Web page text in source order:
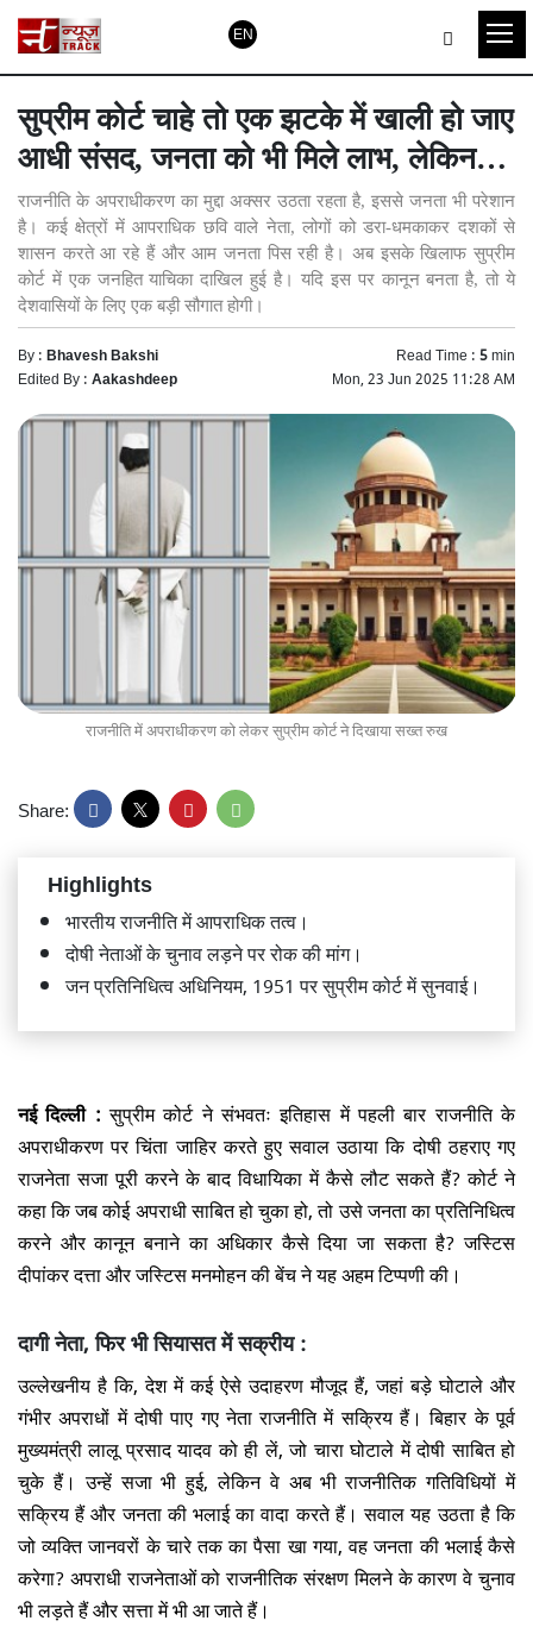
EN
सुप्रीम कोर्ट चाहे तो एक झटके में खाली हो जाए
आधी संसद, जनता को भी मिले लाभ, लेकिन…
राजनीति के अपराधीकरण का मुद्दा अक्सर उठता रहता है, इससे जनता भी परेशान
है। कई क्षेत्रों में आपराधिक छवि वाले नेता, लोगों को डरा-धमकाकर दशकों से
शासन करते आ रहे हैं और आम जनता पिस रही है। अब इसके खिलाफ सुप्रीम
कोर्ट में एक जनहित याचिका दाखिल हुई है। यदि इस पर कानून बनता है, तो ये
देशवासियों के लिए एक बड़ी सौगात होगी।
By :Bhavesh Bakshi Read Time :5min
Edited By :Aakashdeep Mon, 23 Jun 2025 11:28 AM
राजनीति में अपराधीकरण को लेकर सुप्रीम कोर्ट ने दिखाया सख्त रुख
Share:
Highlights
भारतीय राजनीति में आपराधिक तत्व।
दोषी नेताओं के चुनाव लड़ने पर रोक की मांग।
जन प्रतिनिधित्व अधिनियम, 1951 पर सुप्रीम कोर्ट में सुनवाई।
नई दिल्ली :सुप्रीम कोर्ट ने संभवतः इतिहास में पहली बार राजनीति के
अपराधीकरण पर चिंता जाहिर करते हुए सवाल उठाया कि दोषी ठहराए गए
राजनेता सजा पूरी करने के बाद विधायिका में कैसे लौट सकते हैं? कोर्ट ने
कहा कि जब कोई अपराधी साबित हो चुका हो, तो उसे जनता का प्रतिनिधित्व
करने और कानून बनाने का अधिकार कैसे दिया जा सकता है? जस्टिस
दीपांकर दत्ता और जस्टिस मनमोहन की बेंच ने यह अहम टिप्पणी की।
दागी नेता, फिर भी सियासत में सक्रीय :
उल्लेखनीय है कि, देश में कई ऐसे उदाहरण मौजूद हैं, जहां बड़े घोटाले और
गंभीर अपराधों में दोषी पाए गए नेता राजनीति में सक्रिय हैं। बिहार के पूर्व
मुख्यमंत्री लालू प्रसाद यादव को ही लें, जो चारा घोटाले में दोषी साबित हो
चुके हैं। उन्हें सजा भी हुई, लेकिन वे अब भी राजनीतिक गतिविधियों में
सक्रिय हैं और जनता की भलाई का वादा करते हैं। सवाल यह उठता है कि
जो व्यक्ति जानवरों के चारे तक का पैसा खा गया, वह जनता की भलाई कैसे
करेगा? अपराधी राजनेताओं को राजनीतिक संरक्षण मिलने के कारण वे चुनाव
भी लड़ते हैं और सत्ता में भी आ जाते हैं।